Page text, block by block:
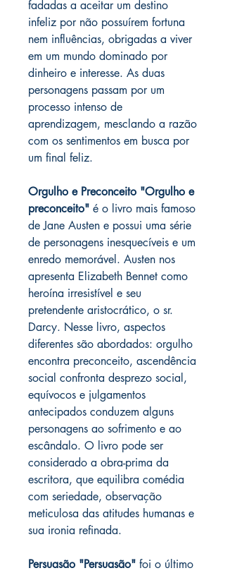
fadadas a aceitar um destino
infeliz por não possuírem fortuna
nem influências, obrigadas a viver
em um mundo dominado por
dinheiro e interesse. As duas
personagens passam por um
processo intenso de
aprendizagem, mesclando a razão
com os sentimentos em busca por
um final feliz.
Orgulho e Preconceito "Orgulho e
preconceito" é o livro mais famoso
de Jane Austen e possui uma série
de personagens inesquecíveis e um
enredo memorável. Austen nos
apresenta Elizabeth Bennet como
heroína irresistível e seu
pretendente aristocrático, o sr.
Darcy. Nesse livro, aspectos
diferentes são abordados: orgulho
encontra preconceito, ascendência
social confronta desprezo social,
equívocos e julgamentos
antecipados conduzem alguns
personagens ao sofrimento e ao
escândalo. O livro pode ser
considerado a obra-prima da
escritora, que equilibra comédia
com seriedade, observação
meticulosa das atitudes humanas e
sua ironia refinada.
Persuasão "Persuasão" foi o último